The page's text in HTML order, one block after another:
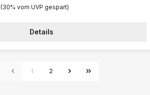
(30% vom UVP gespart)
Details
Seite
1 Seite
2